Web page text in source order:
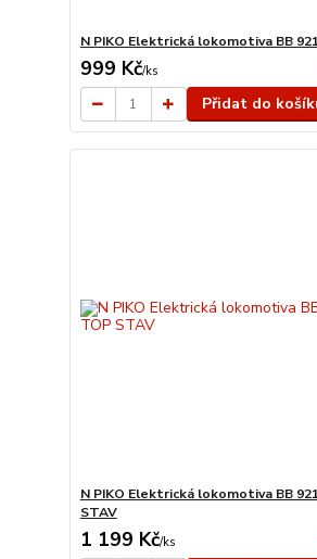
N PIKO Elektrická lokomotiva BB
999 Kč/ks
Přidat do
N PIKO Elektrická lokomotiva BB
STAV
1 199 Kč/ks